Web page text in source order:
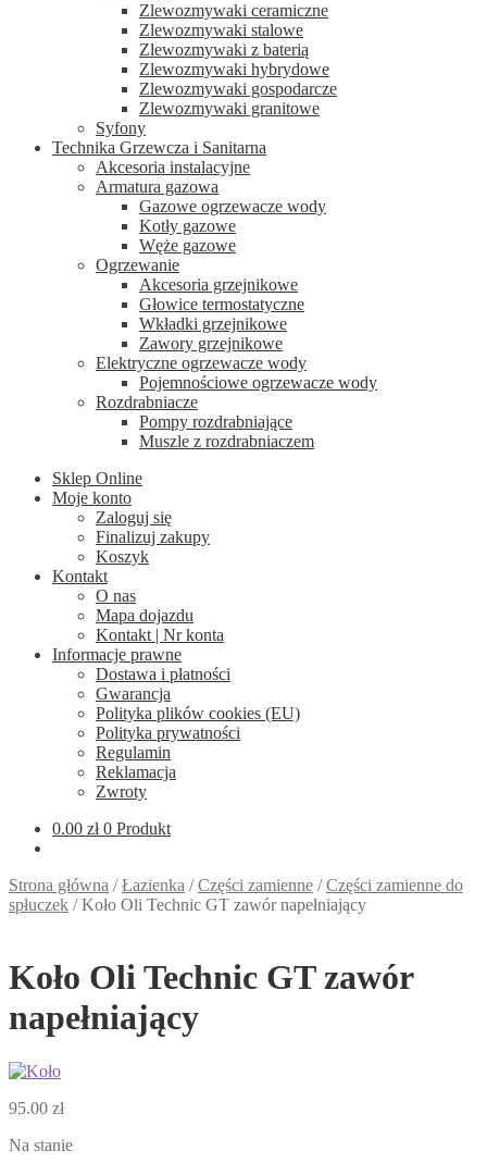
Zlewozmywaki ceramiczne
Zlewozmywaki stalowe
Zlewozmywaki z baterią
Zlewozmywaki hybrydowe
Zlewozmywaki gospodarcze
Zlewozmywaki granitowe
Syfony
Technika Grzewcza i Sanitarna
Akcesoria instalacyjne
Armatura gazowa
Gazowe ogrzewacze wody
Kotły gazowe
Węże gazowe
Ogrzewanie
Akcesoria grzejnikowe
Głowice termostatyczne
Wkładki grzejnikowe
Zawory grzejnikowe
Elektryczne ogrzewacze wody
Pojemnościowe ogrzewacze wody
Rozdrabniacze
Pompy rozdrabniające
Muszle z rozdrabniaczem
Sklep Online
Moje konto
Zaloguj się
Finalizuj zakupy
Koszyk
Kontakt
O nas
Mapa dojazdu
Kontakt | Nr konta
Informacje prawne
Dostawa i płatności
Gwarancja
Polityka plików cookies (EU)
Polityka prywatności
Regulamin
Reklamacja
Zwroty
0.00 zł 0 Produkt
Strona główna /Łazienka /Części zamienne /Części zamienne do
spłuczek /Koło Oli Technic GT zawór napełniający
Koło Oli Technic GT zawór
napełniający
95.00 zł
Na stanie